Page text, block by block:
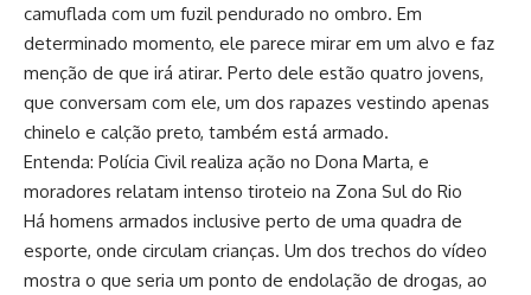
camuflada com um fuzil pendurado no ombro. Em
determinado momento, ele parece mirar em um alvo e faz
menção de que irá atirar. Perto dele estão quatro jovens,
que conversam com ele, um dos rapazes vestindo apenas
chinelo e calção preto, também está armado.
Entenda: Polícia Civil realiza ação no Dona Marta, e
moradores relatam intenso tiroteio na Zona Sul do Rio
Há homens armados inclusive perto de uma quadra de
esporte, onde circulam crianças. Um dos trechos do vídeo
mostra o que seria um ponto de endolação de drogas, ao